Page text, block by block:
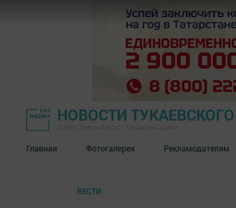
НОВОСТИ
Главная Фотогалерея Рекламодателям
ВЕСТИ